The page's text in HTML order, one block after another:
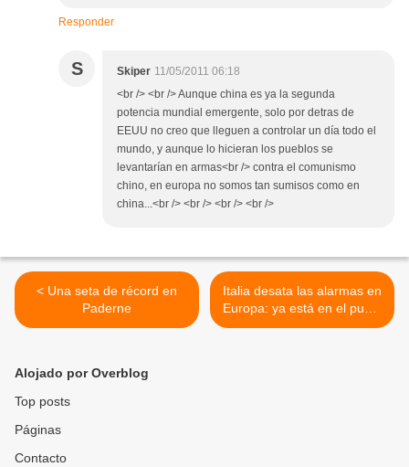
Responder
S Skiper 11/05/2011 06:18
<br /> <br /> Aunque china es ya la segunda
potencia mundial emergente, solo por detras de
EEUU no creo que lleguen a controlar un día todo el
mundo, y aunque lo hicieran los pueblos se
levantarían en armas<br /> contra el comunismo
chino, en europa no somos tan sumisos como en
china...<br /> <br /> <br /> <br />
< Una seta de récord en
Paderne
Italia desata las alarmas en
Europa: ya está en el punto
de rescate >
Alojado por Overblog
Top posts
Páginas
Contacto